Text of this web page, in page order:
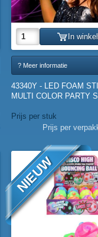
In
? Meer informatie
43340Y - LED FOAM
MULTI COLOR PARTY
Prijs per stuk
Prijs per
NIEUW